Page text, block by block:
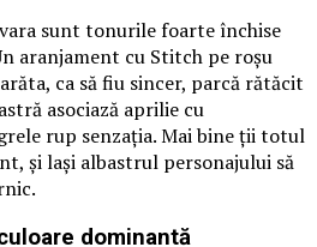
sunt tonurile foarte închise
aranjament cu Stitch pe roșu
ca să fiu sincer, parcă rătăcit
asociază aprilie cu
rup senzația. Mai bine ții totul
și lași albastrul personajului să
dominantă